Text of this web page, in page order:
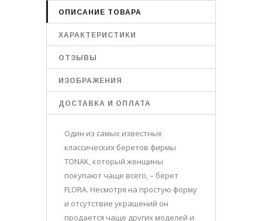
ОПИСАНИЕ ТОВАРА
ХАРАКТЕРИСТИКИ
ОТЗЫВЫ
ИЗОБРАЖЕНИЯ
ДОСТАВКА И ОПЛАТА
Один из самых известных
классических беретов фирмы
TONAK, который женщины
покупают чаще всего, – берет
FLORA. Несмотря на простую форму
и отсутствие украшений он
продается чаще других моделей и